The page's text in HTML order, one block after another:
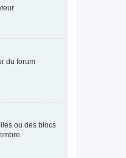
du forum
ou des blocs